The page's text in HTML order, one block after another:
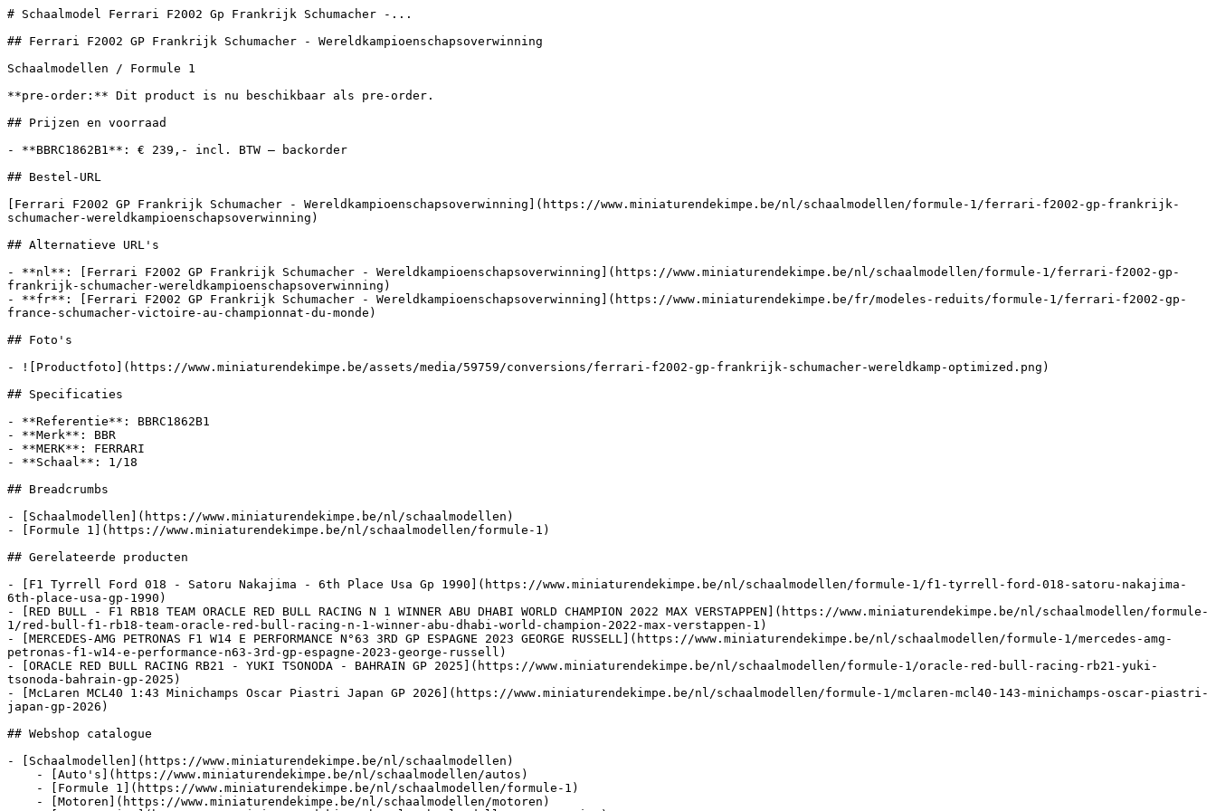
# Schaalmodel Ferrari F2002 Gp Frankrijk Schumacher -...
## Ferrari F2002 GP Frankrijk Schumacher - Wereldkampioenschapsoverwinning
Schaalmodellen / Formule 1
**pre-order:** Dit product is nu beschikbaar als pre-order.
## Prijzen en voorraad
- **BBRC1862B1**: € 239,- incl. BTW — backorder
## Bestel-URL
[Ferrari F2002 GP Frankrijk Schumacher - Wereldkampioenschapsoverwinning](https://www.miniaturendekimpe.be/nl/schaalmodellen/formule-1/ferrari-f2002-gp-frankrijk-
schumacher-wereldkampioenschapsoverwinning)
## Alternatieve URL's
- **nl**: [Ferrari F2002 GP Frankrijk Schumacher - Wereldkampioenschapsoverwinning](https://www.miniaturendekimpe.be/nl/schaalmodellen/formule-1/ferrari-f2002-gp-
frankrijk-schumacher-wereldkampioenschapsoverwinning)
- **fr**: [Ferrari F2002 GP Frankrijk Schumacher - Wereldkampioenschapsoverwinning](https://www.miniaturendekimpe.be/fr/modeles-reduits/formule-1/ferrari-f2002-gp-
france-schumacher-victoire-au-championnat-du-monde)
## Foto's
- ![Productfoto](https://www.miniaturendekimpe.be/assets/media/59759/conversions/ferrari-f2002-gp-frankrijk-schumacher-wereldkamp-optimized.png)
## Specificaties
- **Referentie**: BBRC1862B1
- **Merk**: BBR
- **MERK**: FERRARI
- **Schaal**: 1/18
## Breadcrumbs
- [Schaalmodellen](https://www.miniaturendekimpe.be/nl/schaalmodellen)
- [Formule 1](https://www.miniaturendekimpe.be/nl/schaalmodellen/formule-1)
## Gerelateerde producten
- [F1 Tyrrell Ford 018 - Satoru Nakajima - 6th Place Usa Gp 1990](https://www.miniaturendekimpe.be/nl/schaalmodellen/formule-1/f1-tyrrell-ford-018-satoru-nakajima-
6th-place-usa-gp-1990)
- [RED BULL - F1 RB18 TEAM ORACLE RED BULL RACING N 1 WINNER ABU DHABI WORLD CHAMPION 2022 MAX VERSTAPPEN](https://www.miniaturendekimpe.be/nl/schaalmodellen/formule-
1/red-bull-f1-rb18-team-oracle-red-bull-racing-n-1-winner-abu-dhabi-world-champion-2022-max-verstappen-1)
- [MERCEDES-AMG PETRONAS F1 W14 E PERFORMANCE N°63 3RD GP ESPAGNE 2023 GEORGE RUSSELL](https://www.miniaturendekimpe.be/nl/schaalmodellen/formule-1/mercedes-amg-
petronas-f1-w14-e-performance-n63-3rd-gp-espagne-2023-george-russell)
- [ORACLE RED BULL RACING RB21 - YUKI TSONODA - BAHRAIN GP 2025](https://www.miniaturendekimpe.be/nl/schaalmodellen/formule-1/oracle-red-bull-racing-rb21-yuki-
tsonoda-bahrain-gp-2025)
- [McLaren MCL40 1:43 Minichamps Oscar Piastri Japan GP 2026](https://www.miniaturendekimpe.be/nl/schaalmodellen/formule-1/mclaren-mcl40-143-minichamps-oscar-piastri-
japan-gp-2026)
## Webshop catalogue
- [Schaalmodellen](https://www.miniaturendekimpe.be/nl/schaalmodellen)